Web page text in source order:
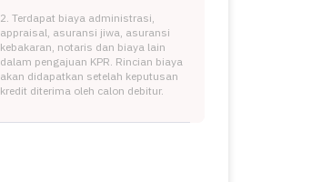
2. Terdapat biaya administrasi,
appraisal, asuransi jiwa, asuransi
kebakaran, notaris dan biaya lain
dalam pengajuan KPR. Rincian biaya
akan didapatkan setelah keputusan
kredit diterima oleh calon debitur.